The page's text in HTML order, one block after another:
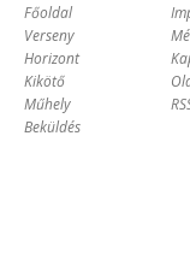
Főoldal
Verseny
Horizont
Kikötő
Műhely
Beküldés